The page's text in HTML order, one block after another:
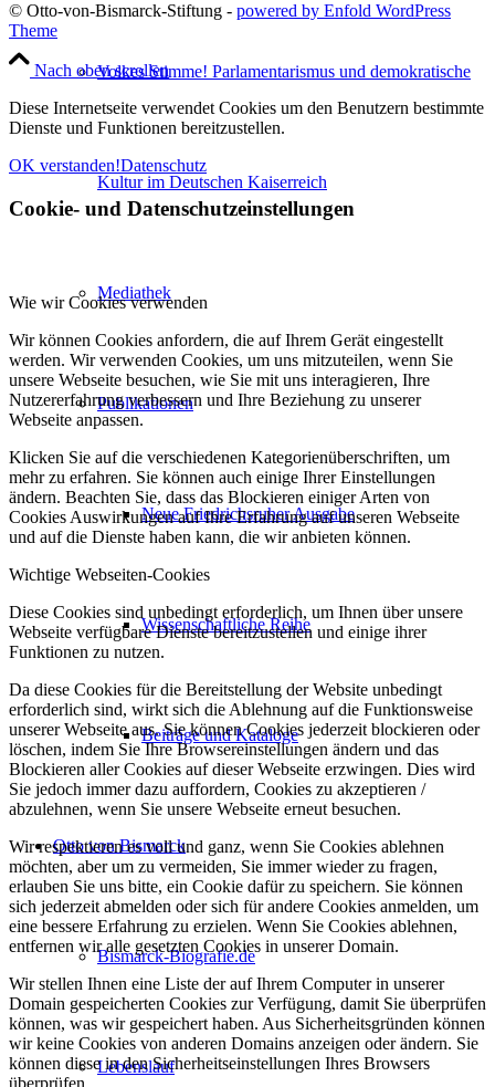
Volkes Stimme! Parlamentarismus und demokratische
Kultur im Deutschen Kaiserreich
Mediathek
Publikationen
Neue Friedrichsruher Ausgabe
Wissenschaftliche Reihe
Beiträge und Kataloge
Otto von Bismarck
Bismarck-Biografie.de
Lebenslauf
© Otto-von-Bismarck-Stiftung - powered by Enfold WordPress
Theme
Nach oben scrollen
Diese Internetseite verwendet Cookies um den Benutzern bestimmte
Dienste und Funktionen bereitzustellen.
OK verstanden!Datenschutz
Cookie- und Datenschutzeinstellungen
Wie wir Cookies verwenden
Wir können Cookies anfordern, die auf Ihrem Gerät eingestellt
werden. Wir verwenden Cookies, um uns mitzuteilen, wenn Sie
unsere Webseite besuchen, wie Sie mit uns interagieren, Ihre
Nutzererfahrung verbessern und Ihre Beziehung zu unserer
Webseite anpassen.
Klicken Sie auf die verschiedenen Kategorienüberschriften, um
mehr zu erfahren. Sie können auch einige Ihrer Einstellungen
ändern. Beachten Sie, dass das Blockieren einiger Arten von
Cookies Auswirkungen auf Ihre Erfahrung auf unseren Webseite
und auf die Dienste haben kann, die wir anbieten können.
Wichtige Webseiten-Cookies
Diese Cookies sind unbedingt erforderlich, um Ihnen über unsere
Webseite verfügbare Dienste bereitzustellen und einige ihrer
Funktionen zu nutzen.
Da diese Cookies für die Bereitstellung der Website unbedingt
erforderlich sind, wirkt sich die Ablehnung auf die Funktionsweise
unserer Webseite aus. Sie können Cookies jederzeit blockieren oder
löschen, indem Sie Ihre Browsereinstellungen ändern und das
Blockieren aller Cookies auf dieser Webseite erzwingen. Dies wird
Sie jedoch immer dazu auffordern, Cookies zu akzeptieren /
abzulehnen, wenn Sie unsere Webseite erneut besuchen.
Wir respektieren es voll und ganz, wenn Sie Cookies ablehnen
möchten, aber um zu vermeiden, Sie immer wieder zu fragen,
erlauben Sie uns bitte, ein Cookie dafür zu speichern. Sie können
sich jederzeit abmelden oder sich für andere Cookies anmelden, um
eine bessere Erfahrung zu erzielen. Wenn Sie Cookies ablehnen,
entfernen wir alle gesetzten Cookies in unserer Domain.
Wir stellen Ihnen eine Liste der auf Ihrem Computer in unserer
Domain gespeicherten Cookies zur Verfügung, damit Sie überprüfen
können, was wir gespeichert haben. Aus Sicherheitsgründen können
wir keine Cookies von anderen Domains anzeigen oder ändern. Sie
können diese in den Sicherheitseinstellungen Ihres Browsers
überprüfen.